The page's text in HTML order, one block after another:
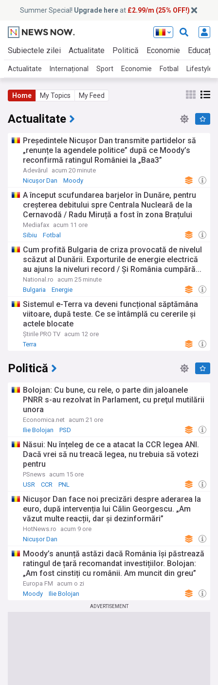
Summer Special! Upgrade hereat £2.99/m (25% OFF!)
Subiectele zilei Actualitate Politică Economie Educație
Actualitate Internațional Sport Economie Fotbal Lifestyle
Home My Topics My Feed
Actualitate
Președintele Nicușor Dan transmite partidelor să
„renunțe la agendele politice” după ce Moody’s
reconfirmă ratingul României la „Baa3”
Adevărul
acum 20 minute
Nicușor Dan
Moody
A început scufundarea barjelor în Dunăre, pentru
creșterea debitului spre Centrala Nucleară de la
Cernavodă / Radu Miruță a fost în zona Brațului
Bala
Mediafax acum 11 ore
Sibiu
Fotbal
Cum profită Bulgaria de criza provocată de nivelul
scăzut al Dunării. Exporturile de energie electrică
au ajuns la niveluri record / Și România cumpără...
National.ro
acum 25 minute
Bulgaria
Energie
Sistemul e-Terra va deveni funcțional săptămâna
viitoare, după teste. Ce se întâmplă cu cererile și
actele blocate
Știrile PRO TV acum 12 ore
Terra
Politică
Bolojan: Cu bune, cu rele, o parte din jaloanele
PNRR s-au rezolvat în Parlament, cu preţul mutilării
unora
Economica.net acum 21 ore
Ilie Bolojan
PSD
Năsui: Nu înțeleg de ce a atacat la CCR legea ANI.
Dacă vrei să nu treacă legea, nu trebuia să votezi
pentru
PSnews acum 15 ore
USR
CCR PNL
Nicușor Dan face noi precizări despre aderarea la
euro, după intervenția lui Călin Georgescu. „Am
văzut multe reacții, dar și dezinformări”
HotNews.ro
acum 9 ore
Nicușor Dan
Moody’s anunță astăzi dacă România își păstrează
ratingul de țară recomandat investițiilor. Bolojan:
„Am fost cinstiți cu românii. Am muncit din greu”
Europa FM
acum o zi
Moody
Ilie Bolojan
ADVERTISEMENT